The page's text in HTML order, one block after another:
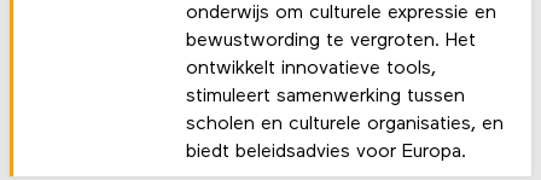
onderwijs om culturele expressie en
bewustwording te vergroten. Het
ontwikkelt innovatieve tools,
stimuleert samenwerking tussen
scholen en culturele organisaties, en
biedt beleidsadvies voor Europa.